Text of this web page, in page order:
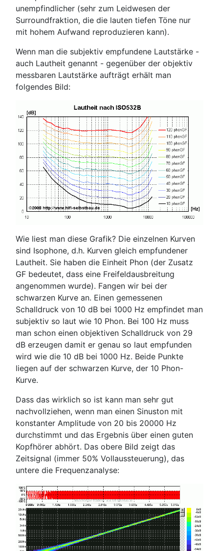
unempfindlicher (sehr zum Leidwesen der
Surroundfraktion, die die lauten tiefen Töne nur
mit hohem Aufwand reproduzieren kann).
Wenn man die subjektiv empfundene Lautstärke -
auch Lautheit genannt - gegenüber der objektiv
messbaren Lautstärke aufträgt erhält man
folgendes Bild:
Wie liest man diese Grafik? Die einzelnen Kurven
sind Isophone, d.h. Kurven gleich empfundener
Lautheit. Sie haben die Einheit Phon (der Zusatz
GF bedeutet, dass eine Freifeldausbreitung
angenommen wurde). Fangen wir bei der
schwarzen Kurve an. Einen gemessenen
Schalldruck von 10 dB bei 1000 Hz empfindet man
subjektiv so laut wie 10 Phon. Bei 100 Hz muss
man schon einen objektiven Schalldruck von 29
dB erzeugen damit er genau so laut empfunden
wird wie die 10 dB bei 1000 Hz. Beide Punkte
liegen auf der schwarzen Kurve, der 10 Phon-
Kurve.
Dass das wirklich so ist kann man sehr gut
nachvollziehen, wenn man einen Sinuston mit
konstanter Amplitude von 20 bis 20000 Hz
durchstimmt und das Ergebnis über einen guten
Kopfhörer abhört. Das obere Bild zeigt das
Zeitsignal (immer 50% Vollaussteuerung), das
untere die Frequenzanalyse: